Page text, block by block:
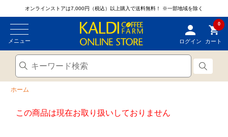
オンラインストアは7,000円（税込）以上購入で送料無料！ ※一部地域を除く
メニュー ログイン
0
カート
ホーム
この商品は現在お取り扱いしておりません